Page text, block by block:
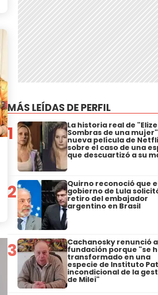
MÁS LEÍDAS DE PERFIL
1 La historia real de
Sombras de una
nueva película de
sobre el caso de una
que descuartizó a su
2 Quirno reconoció que
gobierno de Lula
retiro del embajador
argentino en Brasil
3 Cachanosky renunció
fundación porque "se
transformado en una
especie de Instituto
incondicional de la
de Milei"